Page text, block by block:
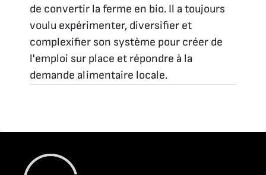
de convertir la ferme en bio. Il a toujours
voulu expérimenter, diversifier et
complexifier son système pour créer de
l'emploi sur place et répondre à la
demande alimentaire locale.